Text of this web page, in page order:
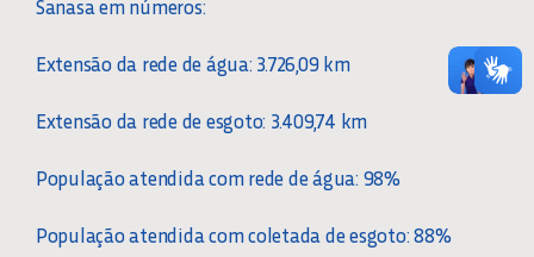
Sanasa em números:
Extensão da rede de água: 3.726,09 km
Extensão da rede de esgoto: 3.409,74 km
População atendida com rede de água: 98%
População atendida com coletada de esgoto: 88%